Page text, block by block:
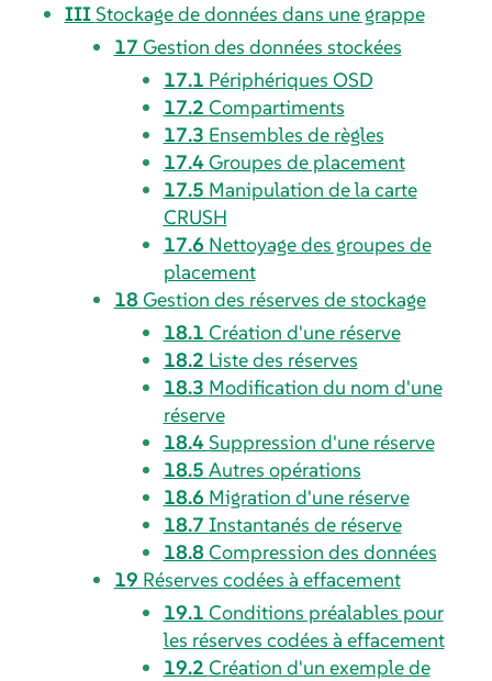
IIIStockage de données dans une grappe
17 Gestion des données stockées
17.1 Périphériques OSD
17.2 Compartiments
17.3 Ensembles de règles
17.4Groupes de placement
17.5 Manipulation de la carte
CRUSH
17.6 Nettoyage des groupes de
placement
18 Gestion des réserves de stockage
18.1 Création d'une réserve
18.2 Liste des réserves
18.3 Modification du nom d'une
réserve
18.4Suppression d'une réserve
18.5 Autres opérations
18.6 Migration d'une réserve
18.7 Instantanés de réserve
18.8 Compression des données
19 Réserves codées à effacement
19.1 Conditions préalables pour
les réserves codées à effacement
19.2 Création d'un exemple de